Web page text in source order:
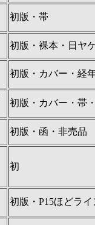
初版・帯
初版・裸本・日ヤ
初版・カバー・経
初版・カバー・帯
初版・函・非売品
初
初版・P15ほどラ